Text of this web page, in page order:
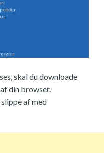
skal du downloade
din browser.
af med